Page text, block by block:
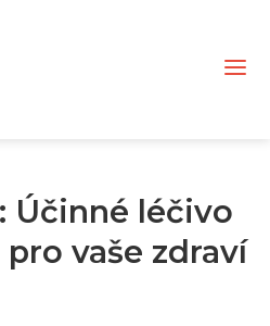
Účinné léčivo
vaše zdraví